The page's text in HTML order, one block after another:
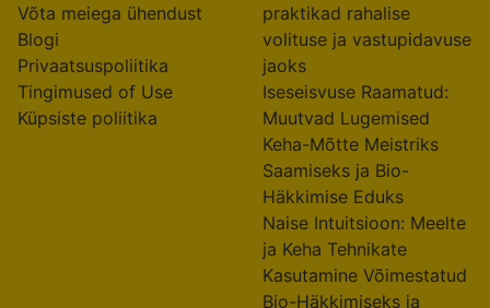
Võta meiega ühendust
Blogi
Privaatsuspoliitika
Tingimused of Use
Küpsiste poliitika
praktikad rahalise
volituse ja vastupidavuse
jaoks
Iseseisvuse Raamatud:
Muutvad Lugemised
Keha-Mõtte Meistriks
Saamiseks ja Bio-
Häkkimise Eduks
Naise Intuitsioon: Meelte
ja Keha Tehnikate
Kasutamine Võimestatud
Bio-Häkkimiseks ja